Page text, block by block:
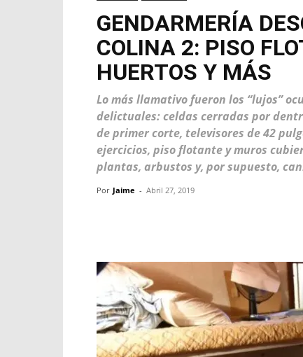
GENDARMERÍA
COLINA 2: PISO
HUERTOS Y MÁS
Lo más llamativo fueron los “lujos”
delictuales: celdas cerradas por
de primer corte, televisores de 42
ejercicios, piso flotante y muros
plantas, arbustos y, por supuesto,
Por Jaime - Abril 27, 2019